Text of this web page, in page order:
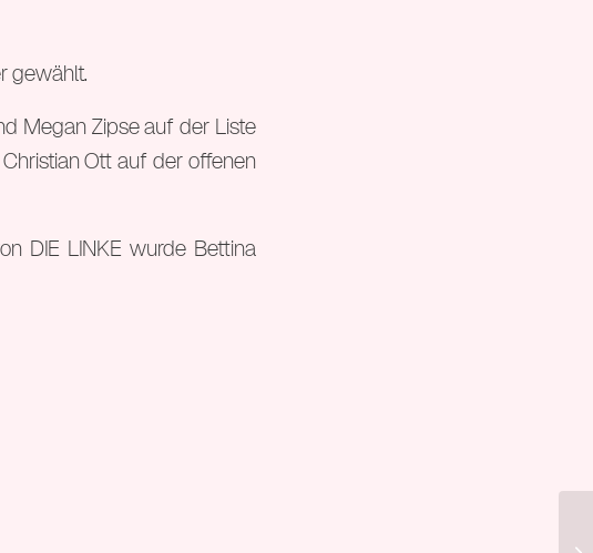
gewählt.
Megan Zipse auf der Liste
Ott auf der offenen
DIE LINKE wurde Bettina